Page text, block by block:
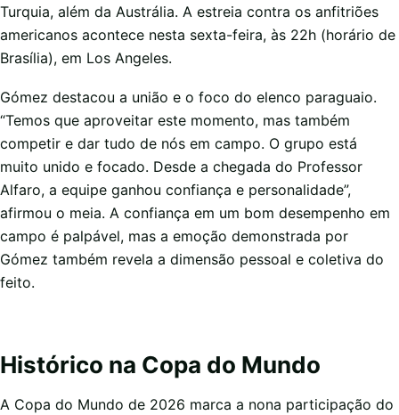
Turquia, além da Austrália. A estreia contra os anfitriões
americanos acontece nesta sexta-feira, às 22h (horário de
Brasília), em Los Angeles.
Gómez destacou a união e o foco do elenco paraguaio.
“Temos que aproveitar este momento, mas também
competir e dar tudo de nós em campo. O grupo está
muito unido e focado. Desde a chegada do Professor
Alfaro, a equipe ganhou confiança e personalidade”,
afirmou o meia. A confiança em um bom desempenho em
campo é palpável, mas a emoção demonstrada por
Gómez também revela a dimensão pessoal e coletiva do
feito.
Histórico na Copa do Mundo
A Copa do Mundo de 2026 marca a nona participação do